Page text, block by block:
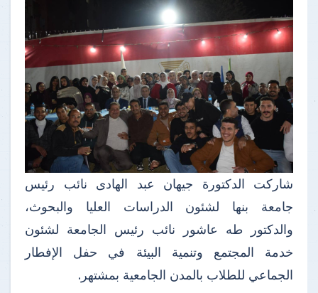
شاركت الدكتورة جيهان عبد الهادى نائب رئيس
جامعة بنها لشئون الدراسات العليا والبحوث،
والدكتور طه عاشور نائب رئيس الجامعة لشئون
خدمة المجتمع وتنمية البيئة في حفل الإفطار
الجماعي للطلاب بالمدن الجامعية بمشتهر.